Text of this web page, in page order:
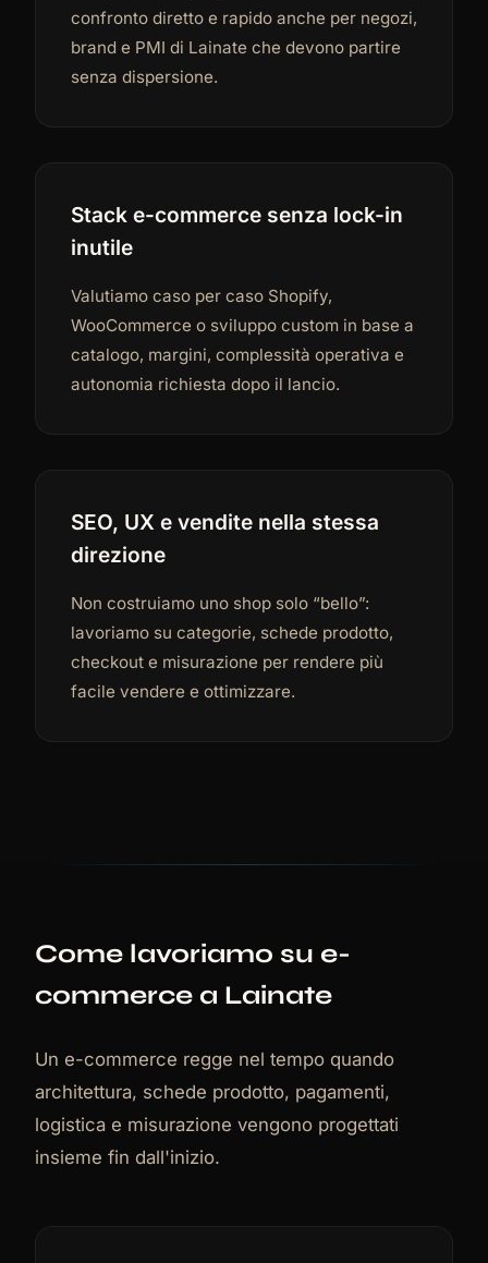
confronto diretto e rapido anche per negozi,
brand e PMI di Lainate che devono partire
senza dispersione.
Stack e-commerce senza lock-in
inutile
Valutiamo caso per caso Shopify,
WooCommerce o sviluppo custom in base a
catalogo, margini, complessità operativa e
autonomia richiesta dopo il lancio.
SEO, UX e vendite nella stessa
direzione
Non costruiamo uno shop solo “bello”:
lavoriamo su categorie, schede prodotto,
checkout e misurazione per rendere più
facile vendere e ottimizzare.
Come lavoriamo su e-
commerce a Lainate
Un e-commerce regge nel tempo quando
architettura, schede prodotto, pagamenti,
logistica e misurazione vengono progettati
insieme fin dall'inizio.